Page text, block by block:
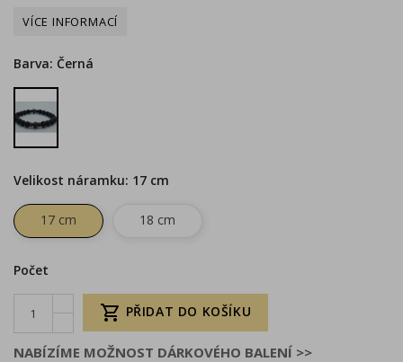
Barva: Černá
Černá
Velikost náramku: 17 cm
17 cm 18 cm
Počet
 PŘIDAT DO KOŠÍKU
NABÍZÍME MOŽNOST DÁRKOVÉHO BALENÍ >>